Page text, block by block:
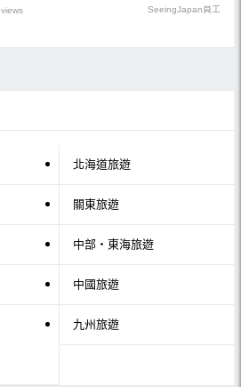
views SeeingJapan員工
北海道旅遊
關東旅遊
中部・東海旅遊
中國旅遊
九州旅遊